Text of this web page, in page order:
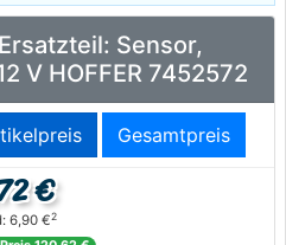
Sensor,
V HOFFER 7452572
Gesamtpreis
€
6,90 €2